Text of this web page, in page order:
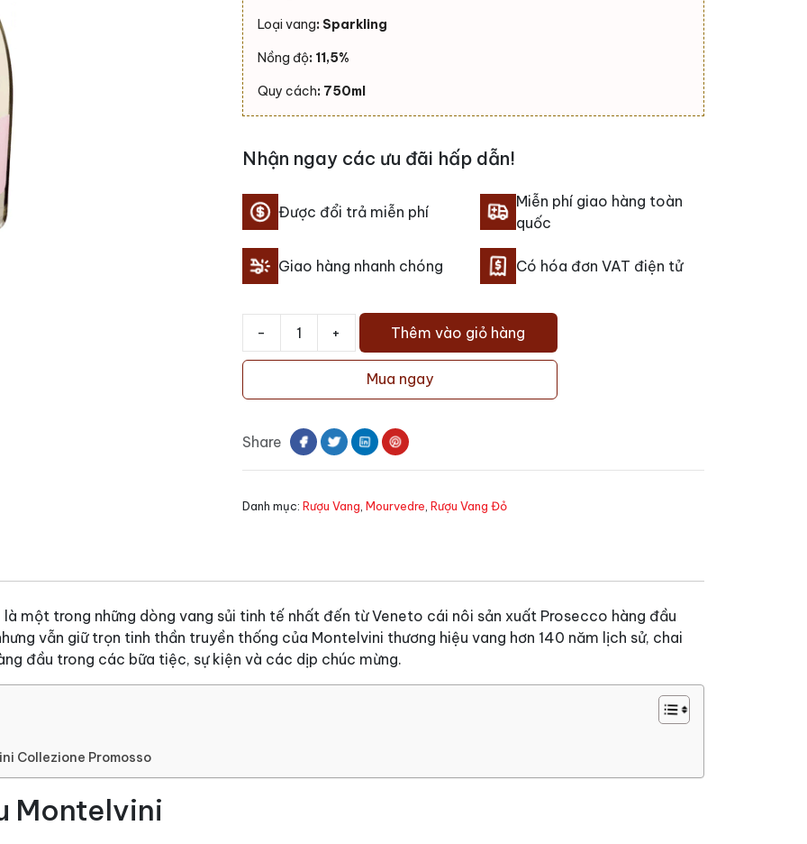
Loại vang: Sparkling
Nồng độ: 11,5%
Quy cách: 750ml
Nhận ngay các ưu đãi hấp dẫn!
Được đổi trả miễn phí
Miễn phí giao hàng toàn
quốc
Giao hàng nhanh chóng Có hóa đơn VAT điện tử
-
vang
Promosso
số
lượng
+ Thêm vào giỏ hàng
Mua ngay
Share
Danh mục: Rượu Vang Mourvedre Rượu Vang Đỏ
là một trong những dòng vang sủi tinh tế nhất đến từ Veneto cái nôi sản xuất Prosecco hàng đầu
vẫn giữ trọn tinh thần truyền thống của Montelvini thương hiệu vang hơn 140 năm lịch sử, chai
đầu trong các bữa tiệc, sự kiện và các dịp chúc mừng.
Collezione Promosso
Montelvini